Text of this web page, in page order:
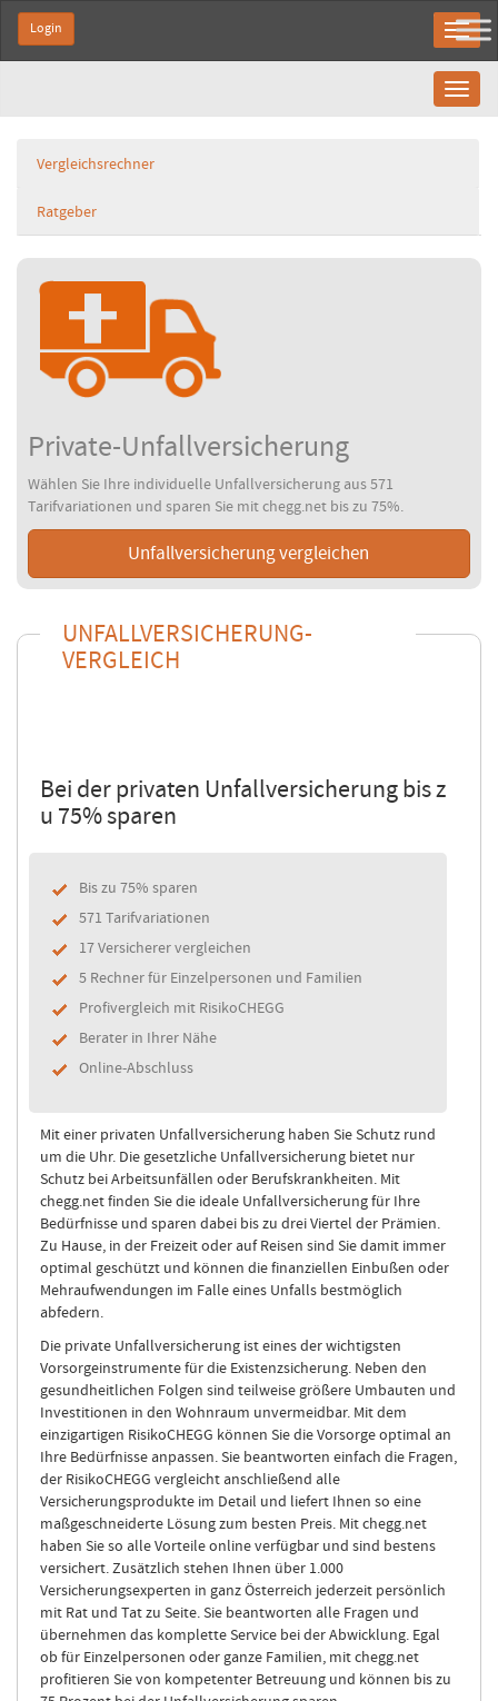
Login
Vergleichsrechner
Ratgeber
Private-Unfallversicherung
Wählen Sie Ihre individuelle Unfallversicherung aus 571
Tarifvariationen und sparen Sie mit chegg.net bis zu 75%.
Unfallversicherung vergleichen
UNFALLVERSICHERUNG-
VERGLEICH
Bei der privaten Unfallversicherung bis z
u 75% sparen
Bis zu 75% sparen
571 Tarifvariationen
17 Versicherer vergleichen
5 Rechner für Einzelpersonen und Familien
Profivergleich mit RisikoCHEGG
Berater in Ihrer Nähe
Online-Abschluss
Mit einer privaten Unfallversicherung haben Sie Schutz rund
um die Uhr. Die gesetzliche Unfallversicherung bietet nur
Schutz bei Arbeitsunfällen oder Berufskrankheiten. Mit
chegg.net finden Sie die ideale Unfallversicherung für Ihre
Bedürfnisse und sparen dabei bis zu drei Viertel der Prämien.
Zu Hause, in der Freizeit oder auf Reisen sind Sie damit immer
optimal geschützt und können die finanziellen Einbußen oder
Mehraufwendungen im Falle eines Unfalls bestmöglich
abfedern.
Die private Unfallversicherung ist eines der wichtigsten
Vorsorgeinstrumente für die Existenzsicherung. Neben den
gesundheitlichen Folgen sind teilweise größere Umbauten und
Investitionen in den Wohnraum unvermeidbar. Mit dem
einzigartigen RisikoCHEGG können Sie die Vorsorge optimal an
Ihre Bedürfnisse anpassen. Sie beantworten einfach die Fragen,
der RisikoCHEGG vergleicht anschließend alle
Versicherungsprodukte im Detail und liefert Ihnen so eine
maßgeschneiderte Lösung zum besten Preis. Mit chegg.net
haben Sie so alle Vorteile online verfügbar und sind bestens
versichert. Zusätzlich stehen Ihnen über 1.000
Versicherungsexperten in ganz Österreich jederzeit persönlich
mit Rat und Tat zu Seite. Sie beantworten alle Fragen und
übernehmen das komplette Service bei der Abwicklung. Egal
ob für Einzelpersonen oder ganze Familien, mit chegg.net
profitieren Sie von kompetenter Betreuung und können bis zu